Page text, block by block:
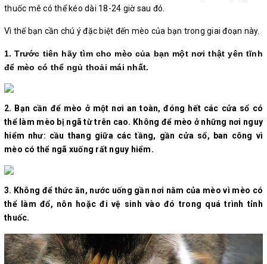
thuốc mê có thể kéo dài 18-24 giờ sau đó.
Vì thế bạn cần chú ý đặc biệt đến mèo của bạn trong giai đoạn này.
1. Trước tiên hãy tìm cho mèo của bạn một nơi thật yên tĩnh
để mèo có thể ngủ thoải mái nhất.
2. Bạn cần để mèo ở một nơi an toàn, đóng hết các cửa sổ có
thể làm mèo bị ngã từ trên cao. Không để mèo ở những nơi nguy
hiểm như: cầu thang giữa các tầng, gần cửa sổ, ban công vì
mèo có thể ngã xuống rất nguy hiểm.
3. Không để thức ăn, nước uống gần nơi nằm của mèo vì mèo có
thể làm đổ, nôn hoặc đi vệ sinh vào đó trong quá trình tỉnh
thuốc.